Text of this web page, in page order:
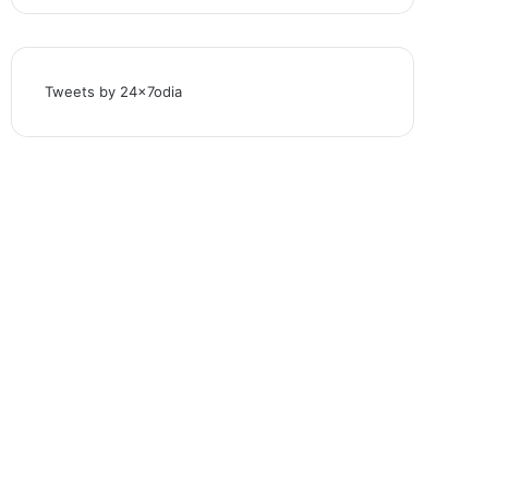
Tweets by 24x7odia